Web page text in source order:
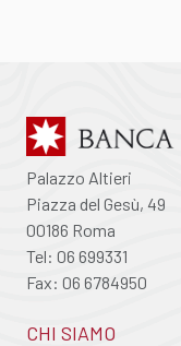
Palazzo Altieri
Piazza del Gesù, 49
00186 Roma
Tel: 06 699331
Fax: 06 6784950
CHI SIAMO